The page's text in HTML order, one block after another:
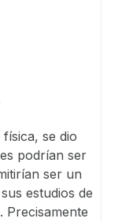
se dio
podrían ser
ser un
estudios de
Precisamente